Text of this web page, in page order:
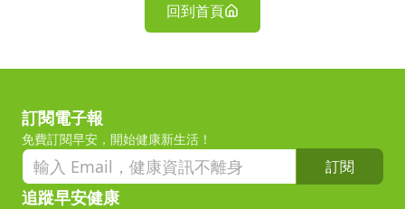
回到首頁
訂閱電子報
免費訂閱早安，開始健康新生活！
訂閱
追蹤早安健康